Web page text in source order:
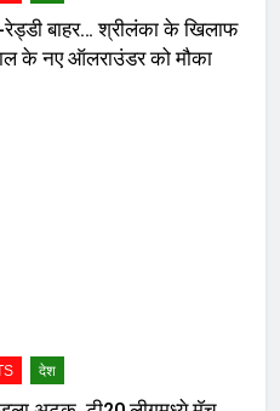
बाहर… श्रीलंका के खिलाफ
के नए ऑलराउंडर को मौका
देश